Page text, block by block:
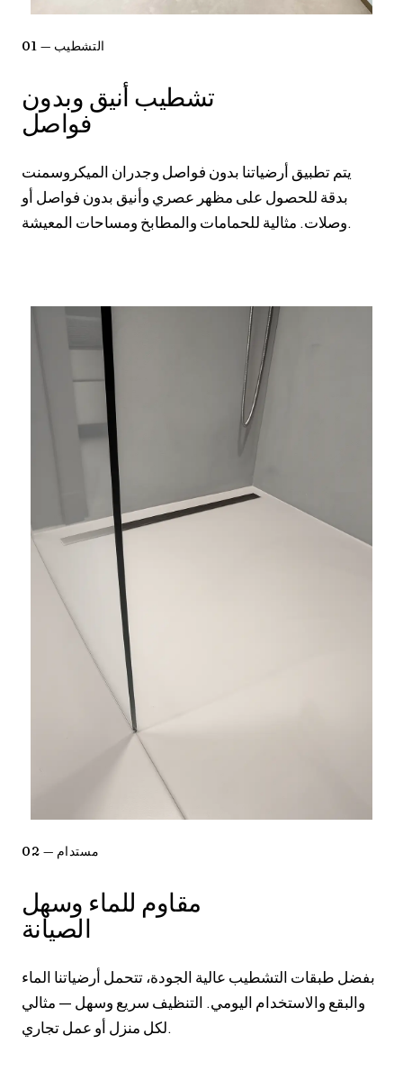
01 — التشطيب
تشطيب أنيق وبدون
فواصل
يتم تطبيق أرضياتنا بدون فواصل وجدران الميكروسمنت
بدقة للحصول على مظهر عصري وأنيق بدون فواصل أو
وصلات. مثالية للحمامات والمطابخ ومساحات المعيشة.
02 — مستدام
مقاوم للماء وسهل
الصيانة
بفضل طبقات التشطيب عالية الجودة، تتحمل أرضياتنا الماء
والبقع والاستخدام اليومي. التنظيف سريع وسهل — مثالي
لكل منزل أو عمل تجاري.